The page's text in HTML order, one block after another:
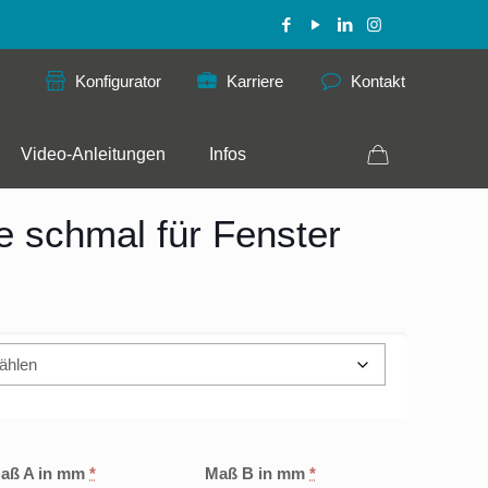
Video-Anleitungen Infos
Konfigurator Karriere Kontakt
schmal für Fenster
A in mm * Maß B in mm *